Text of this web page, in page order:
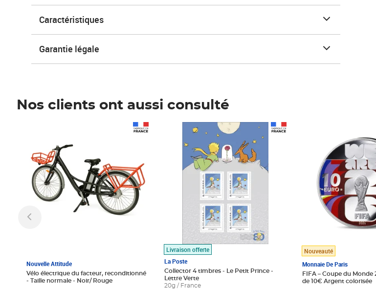
Caractéristiques
Garantie légale
Nos clients ont aussi consulté
Nouvelle Attitude
Vélo électrique du facteur, reconditionné
- Taille normale - Noir/ Rouge
Livraison offerte
La Poste
Collector 4 timbres - Le Petit Prince -
Lettre Verte
20g / France
Prix 7,50€
Nouveauté
Monnaie De Paris
FIFA – Coupe du Monde
de 10€ Argent colorisée